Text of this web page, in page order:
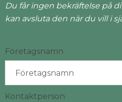
Du får ingen bekräftelse på
kan avsluta den när du vill i
Företagsnamn
Kontaktperson